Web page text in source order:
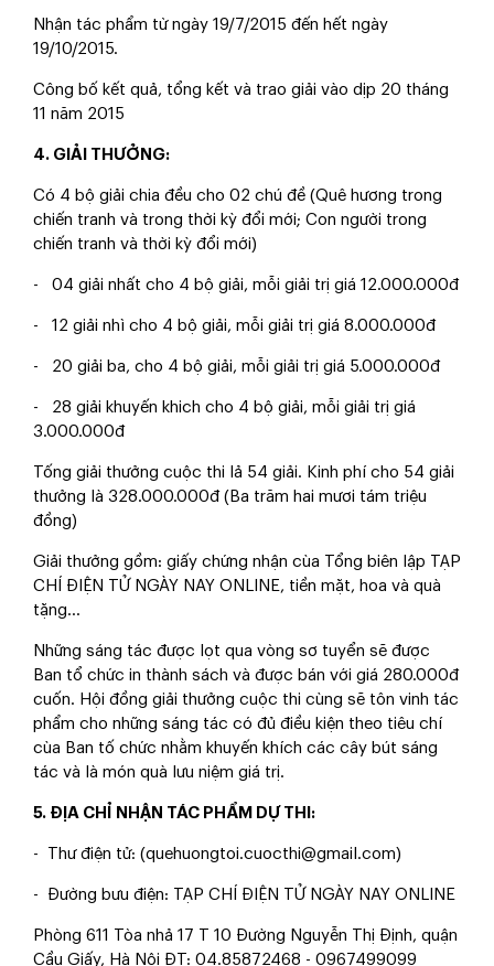
Nhận tác phẩm từ ngày 19/7/2015 đến hết ngày
19/10/2015.
Công bố kết quả, tổng kết và trao giải vào dịp 20 tháng
11 năm 2015
4. GIẢI THƯỞNG:
Có 4 bộ giải chia đều cho 02 chú đề (Quê hương trong
chiến tranh và trong thời kỳ đổi mới; Con người trong
chiến tranh và thời kỳ đổi mới)
- 04 giải nhất cho 4 bộ giải, mỗi giải trị giá 12.000.000đ
- 12 giải nhì cho 4 bộ giải, mỗi giải trị giá 8.000.000đ
- 20 giải ba, cho 4 bộ giải, mỗi giải trị giá 5.000.000đ
- 28 giải khuyến khich cho 4 bộ giải, mỗi giải trị giá
3.000.000đ
Tống giải thưởng cuộc thi lả 54 giải. Kinh phí cho 54 giải
thưởng là 328.000.000đ (Ba trăm hai mươi tám triệu
đồng)
Giải thưởng gồm: giấy chứng nhận cùa Tổng biên lập TẠP
CHÍ ĐIỆN TỬ NGÀY NAY ONLINE, tiền mặt, hoa và quà
tặng...
Những sáng tác được lọt qua vòng sơ tuyển sẽ được
Ban tổ chức in thành sách và được bán với giá 280.000đ
cuốn. Hội đồng giải thưởng cuộc thi cùng sẽ tôn vinh tác
phẩm cho những sáng tác có đủ điều kiện theo tiêu chí
cùa Ban tố chức nhằm khuyến khích các cây bút sáng
tác và là món quà lưu niệm giá trị.
5. ĐỊA CHỈ NHẬN TÁC PHẨM DỰ THI:
- Thư điện tử: (quehuongtoi.cuocthi@gmail.com)
- Đường bưu điện: TẠP CHÍ ĐIỆN TỬ NGÀY NAY ONLINE
Phòng 611 Tòa nhả 17 T 10 Đường Nguyễn Thị Định, quận
Cầu Giấy, Hà Nội ĐT: 04.85872468 - 0967499099